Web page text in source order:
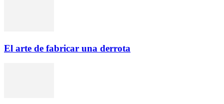
El arte de fabricar una derrota